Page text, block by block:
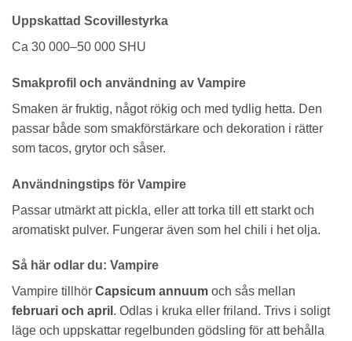
Uppskattad Scovillestyrka
Ca 30 000–50 000 SHU
Smakprofil och användning av Vampire
Smaken är fruktig, något rökig och med tydlig hetta. Den
passar både som smakförstärkare och dekoration i rätter
som tacos, grytor och såser.
Användningstips för Vampire
Passar utmärkt att pickla, eller att torka till ett starkt och
aromatiskt pulver. Fungerar även som hel chili i het olja.
Så här odlar du: Vampire
Vampire tillhör Capsicum annuum och sås mellan
februari och april . Odlas i kruka eller friland. Trivs i soligt
läge och uppskattar regelbunden gödsling för att behålla